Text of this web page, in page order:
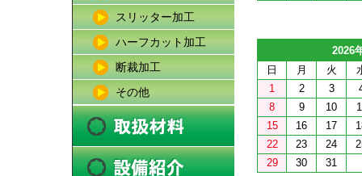
スリッター加工
ハーフカット加工
断裁加工
その他
2026
日
月 火
1
2 3
8
9 10
15
16 17
22
23 24
29
30 31